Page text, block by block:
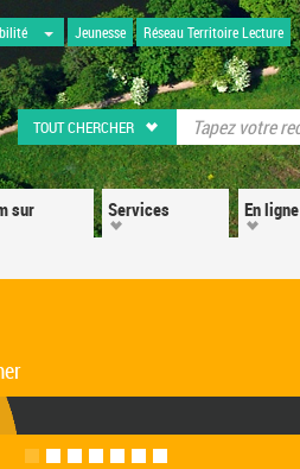
Jeunesse Réseau Territoire Lecture
TOUT CHERCHER
sur Services En ligne